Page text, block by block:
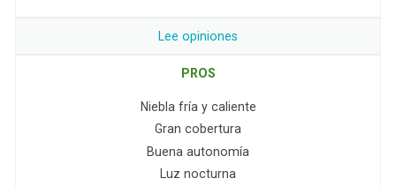
Lee opiniones
PROS
Niebla fría y caliente
Gran cobertura
Buena autonomía
Luz nocturna